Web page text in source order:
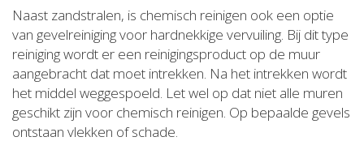
Naast zandstralen, is chemisch reinigen ook een optie
van gevelreiniging voor hardnekkige vervuiling. Bij dit type
reiniging wordt er een reinigingsproduct op de muur
aangebracht dat moet intrekken. Na het intrekken wordt
het middel weggespoeld. Let wel op dat niet alle muren
geschikt zijn voor chemisch reinigen. Op bepaalde gevels
ontstaan vlekken of schade.